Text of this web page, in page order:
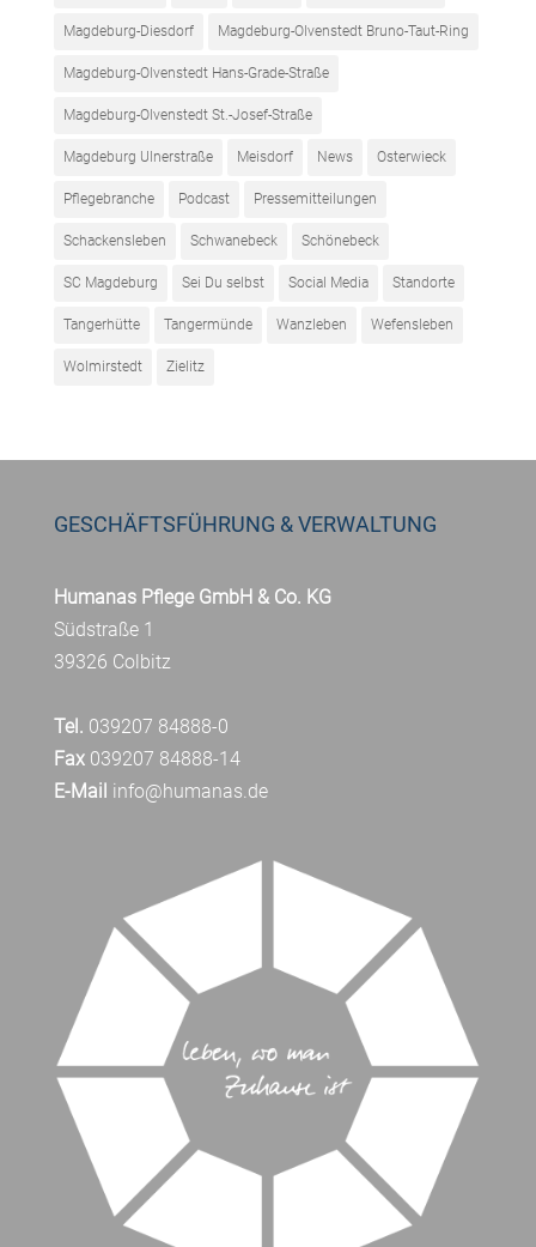
Magdeburg-Diesdorf Magdeburg-Olvenstedt Bruno-Taut-Ring
Magdeburg-Olvenstedt Hans-Grade-Straße
Magdeburg-Olvenstedt St.-Josef-Straße
Magdeburg Ulnerstraße Meisdorf News Osterwieck
Pflegebranche Podcast Pressemitteilungen
Schackensleben Schwanebeck Schönebeck
SC Magdeburg Sei Du selbst Social Media Standorte
Tangerhütte Tangermünde Wanzleben Wefensleben
Wolmirstedt Zielitz
GESCHÄFTSFÜHRUNG & VERWALTUNG
Humanas Pflege GmbH & Co. KG
Südstraße 1
39326 Colbitz
Tel. 039207 84888-0
Fax039207 84888-14
E-Mail info@humanas.de